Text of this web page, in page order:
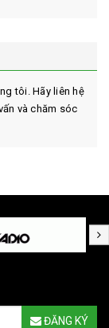
tôi. Hãy liên hệ
và chăm sóc
ĐĂNG KÝ